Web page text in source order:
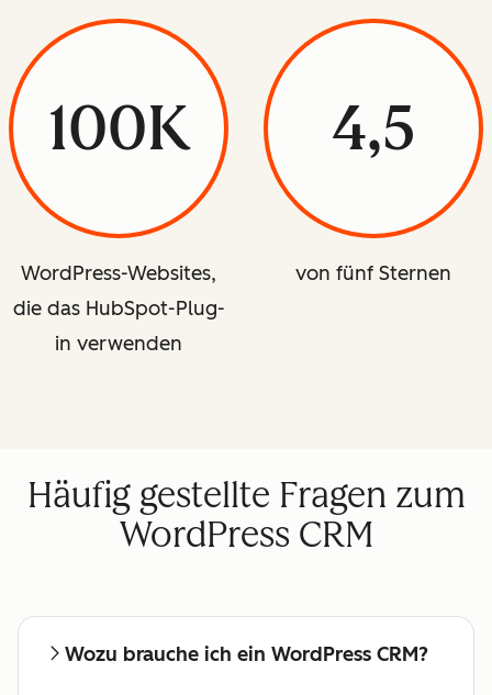
100K
WordPress-Websites,
die das HubSpot-Plug-
in verwenden
4,5
von fünf Sternen
Häufig gestellte Fragen zum
WordPress CRM
Wozu brauche ich ein WordPress CRM?